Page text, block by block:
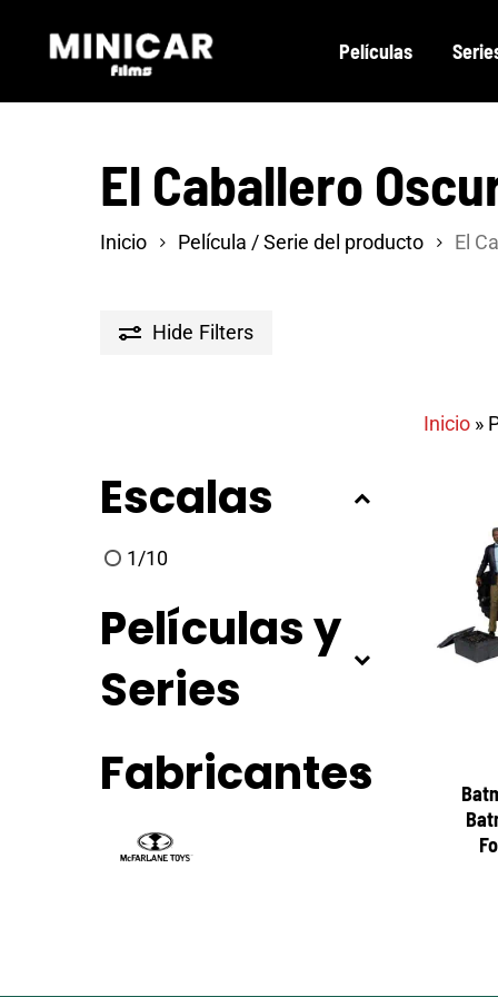
Películas
El Caballero
Inicio Película / Serie del producto El
Hide Filters
Escalas
1/10
Películas y
Series
Fabricantes
Inicio »